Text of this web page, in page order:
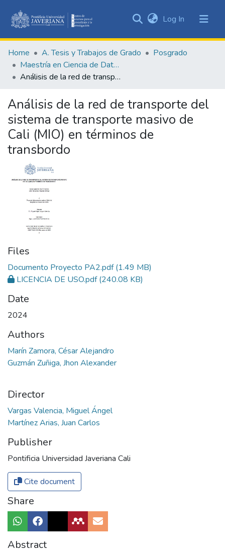
&
Collections
All of DSpace
Statistics
Log In (current)
Home A. Tesis y Trabajos de Grado
Posgrado
Maestría en Ciencia de Datos
Análisis de la red de transporte del sistema de transporte masivo de Cali (MIO) en términos de transbordo
Análisis de la red de transporte del
sistema de transporte masivo de
Cali (MIO) en términos de
transbordo
Files
Documento Proyecto PA2.pdf(1.49 MB)
LICENCIA DE USO.pdf(240.08 KB)
Date
2024
Authors
Marín Zamora, César Alejandro
Guzmán Zuñiga, Jhon Alexander
Director
Vargas Valencia, Miguel Ángel
Martínez Arias, Juan Carlos
Publisher
Pontificia Universidad Javeriana Cali
Cite document
Share
Abstract